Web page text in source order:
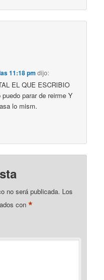
11:18 pm dijo:
EL QUE ESCRIBIO
parar de reirme Y
lo mism.
no será publicada. Los
con*